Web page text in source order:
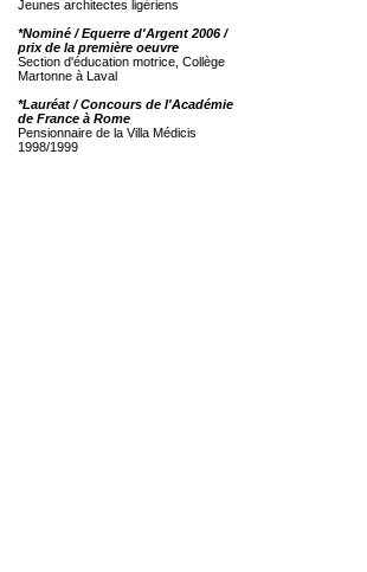
Jeunes architectes ligériens
*Nominé / Equerre d'Argent 2006 /
prix de la première oeuvre
Section d'éducation motrice, Collège
Martonne à Laval
*Lauréat / Concours de l'Académie
de France à Rome
Pensionnaire de la Villa Médicis
1998/1999